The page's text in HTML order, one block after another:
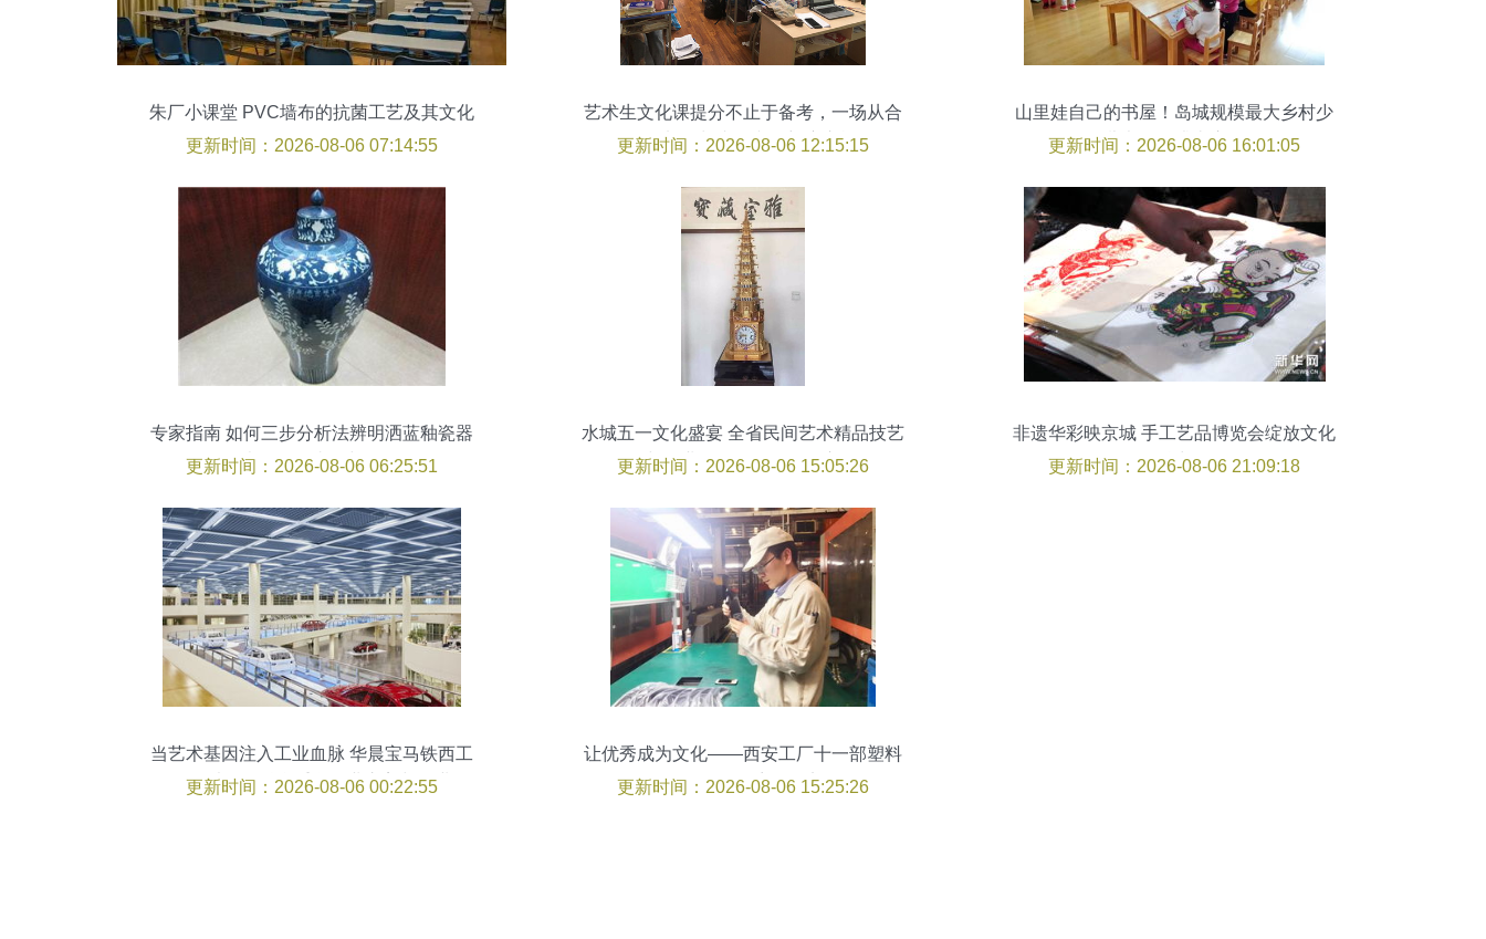
朱厂小课堂 PVC墙布的抗菌工艺及其文化
价值
更新时间：2026-08-06 07:14:55
艺术生文化课提分不止于备考，一场从合
肥佰加到长丰的文化蜕变之旅
更新时间：2026-08-06 12:15:15
山里娃自己的书屋！岛城规模最大乡村少
儿书屋在崂山启用
更新时间：2026-08-06 16:01:05
专家指南 如何三步分析法辨明洒蓝釉瓷器
拍卖价格的真伪与价值
更新时间：2026-08-06 06:25:51
水城五一文化盛宴 全省民间艺术精品技艺
展与企业管理咨询的跨界交响
更新时间：2026-08-06 15:05:26
非遗华彩映京城 手工艺品博览会绽放文化
魅力
更新时间：2026-08-06 21:09:18
当艺术基因注入工业血脉 华晨宝马铁西工
厂如何以跨界融合重释工业之美与企业管
更新时间：2026-08-06 00:22:55
让优秀成为文化——西安工厂十一部塑料
件最佳员工访谈纪实
更新时间：2026-08-06 15:25:26